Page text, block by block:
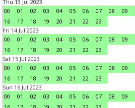
Thu 13 Jul 2023
00
01 02 03 04 05 06 07 08 09
16
17 18 19 20 21 22
23
Fri 14 Jul 2023
00
01 02 03 04 05 06 07 08 09
16
17 18 19 20 21 22
23
Sat 15 Jul 2023
00
01 02 03 04 05 06 07 08 09
16
17 18 19 20 21 22
23
Sun 16 Jul 2023
00
01 02 03 04 05 06 07 08 09